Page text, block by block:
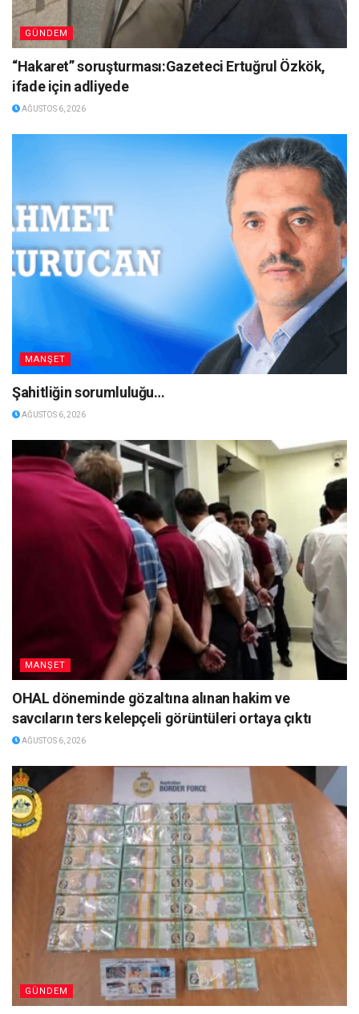
GÜNDEM
“Hakaret” soruşturması:Gazeteci Ertuğrul Özkök,
ifade için adliyede
AĞUSTOS 6, 2026
MANŞET
Şahitliğin sorumluluğu…
AĞUSTOS 6, 2026
MANŞET
OHAL döneminde gözaltına alınan hakim ve
savcıların ters kelepçeli görüntüleri ortaya çıktı
AĞUSTOS 6, 2026
GÜNDEM